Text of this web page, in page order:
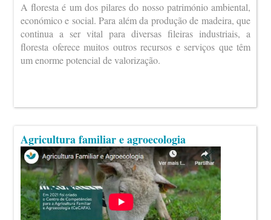
A floresta é um dos pilares do nosso património ambiental,
económico e social. Para além da produção de madeira, que
continua a ser vital para diversas fileiras industriais, a
floresta oferece muitos outros recursos e serviços que têm
um enorme potencial de valorização.
Agricultura familiar e agroecologia